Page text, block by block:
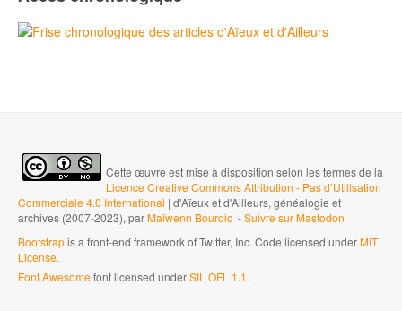
Cette œuvre est mise à disposition selon les termes de la
Licence Creative Commons Attribution - Pas d’Utilisation
Commerciale 4.0 International | d'Aïeux et d'Ailleurs, généalogie et
archives (2007-2023), parMaïwenn Bourdic -Suivre sur Mastodon
Bootstrapis a front-end framework of Twitter, Inc. Code licensed underMIT
License.
Font Awesomefont licensed underSIL OFL 1.1.